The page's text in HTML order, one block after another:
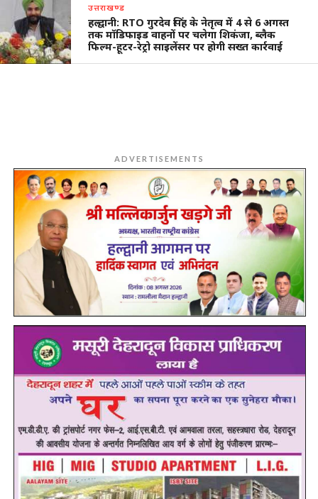
उत्तराखण्ड
हल्द्वानी: RTO गुरदेव सिंह के नेतृत्व में 4 से 6 अगस्त
तक मॉडिफाइड वाहनों पर चलेगा शिकंजा, ब्लैक
फिल्म-हूटर-रेट्रो साइलेंसर पर होगी सख्त कार्रवाई
ADVERTISEMENTS